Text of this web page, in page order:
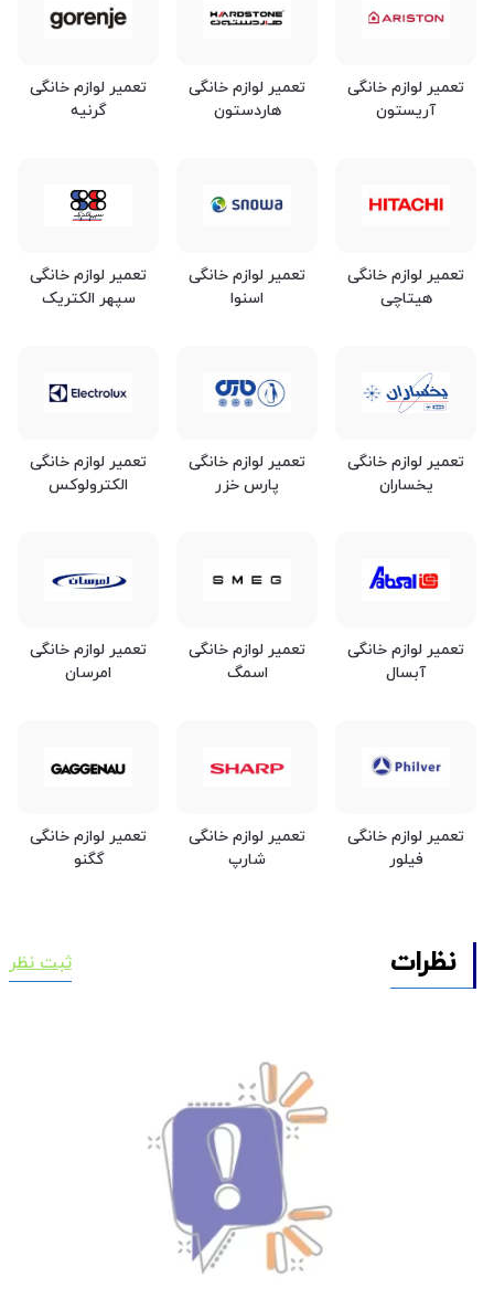
تعمیر لوازم خانگی
آریستون
تعمیر لوازم خانگی
هاردستون
تعمیر لوازم خانگی
گرنیه
تعمیر لوازم خانگی
هیتاچی
تعمیر لوازم خانگی
اسنوا
تعمیر لوازم خانگی
سپهر الکتریک
تعمیر لوازم خانگی
یخساران
تعمیر لوازم خانگی
پارس خزر
تعمیر لوازم خانگی
الکترولوکس
تعمیر لوازم خانگی
آبسال
تعمیر لوازم خانگی
اسمگ
تعمیر لوازم خانگی
امرسان
تعمیر لوازم خانگی
فیلور
تعمیر لوازم خانگی
شارپ
تعمیر لوازم خانگی
گگنو
نظرات ثبت نظر